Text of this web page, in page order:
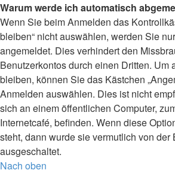
Warum werde ich automatisch
Wenn Sie beim Anmelden das
bleiben“ nicht auswählen, werden Sie
angemeldet. Dies verhindert den
Benutzerkontos durch einen Dritten. Um
bleiben, können Sie das Kästchen
Anmelden auswählen. Dies ist nicht
sich an einem öffentlichen Computer,
Internetcafé, befinden. Wenn diese
steht, dann wurde sie vermutlich von der
ausgeschaltet.
Nach oben